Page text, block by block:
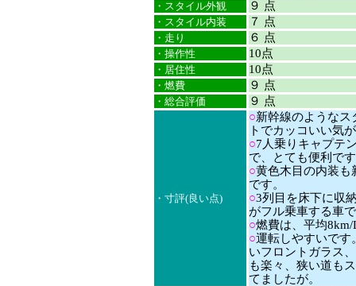
・スタイル外観 ９ 点
・スタイル内装 ７ 点
・走り ６ 点
・操作性 10点
・居住性 10点
・燃費 ９ 点
・総合評価 ９ 点
・寸評(良い点)
○新幹線のようなス
トでカッコいい気
○7人乗りキャプテ
で、とても便利で
○黄色木目の内装も
です。
○3列目を床下に収
がフル乗車する車
○燃費は、平均
○運転しやすいです
いフロントガラス
も楽々、狭い道も
てましたが。